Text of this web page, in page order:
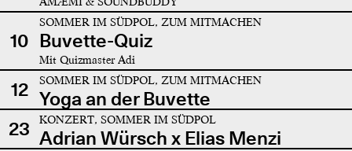
10
SOMMER IM SÜDPOL, ZUM MITMACHEN
Buvette-Quiz
Mit Quizmaster Adi
12 SOMMER IM SÜDPOL, ZUM MITMACHEN
Yoga an der Buvette
23
KONZERT, SOMMER IM SÜDPOL
Adrian Würsch x Elias Menzi